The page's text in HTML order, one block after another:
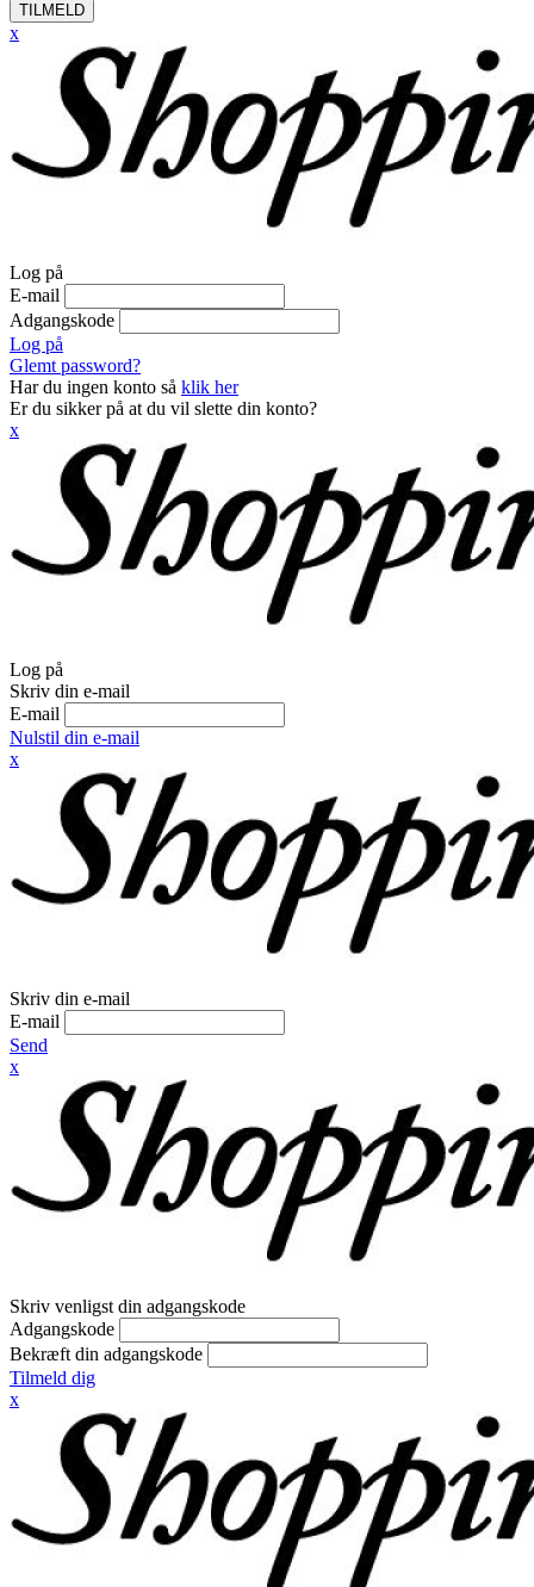
TILMELD
x
Log på
E-mail
Adgangskode
Log på
Glemt password?
Har du ingen konto så klik her
Er du sikker på at du vil slette din konto?
x
Log på
Skriv din e-mail
E-mail
Nulstil din e-mail
x
Skriv din e-mail
E-mail
Send
x
Skriv venligst din adgangskode
Adgangskode
Bekræft din adgangskode
Tilmeld dig
x